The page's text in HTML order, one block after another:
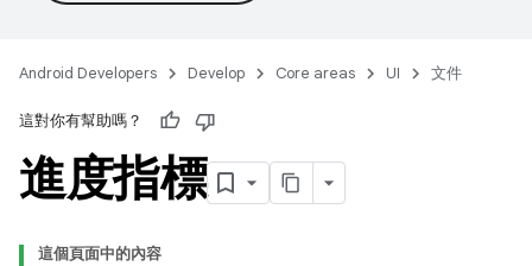
Android Developers Develop Core areas UI 文件
這對你有幫助嗎？
進度指標
這個頁面中的內容